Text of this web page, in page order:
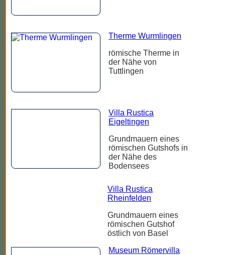
Therme Wurmlingen
römische Therme in
der Nähe von
Tuttlingen
Villa Rustica
Eigeltingen
Grundmauern eines
römischen Gutshofs in
der Nähe des
Bodensees
Villa Rustica
Rheinfelden
Grundmauern eines
römischen Gutshof
östlich von Basel
Museum Römervilla